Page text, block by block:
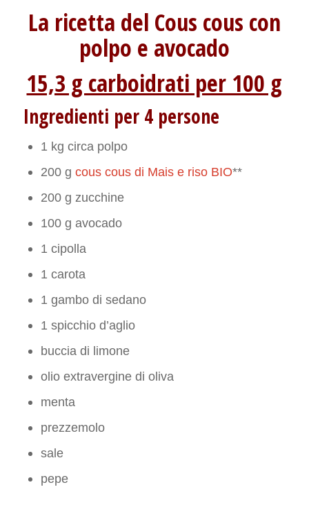
La ricetta del Cous cous con
polpo e avocado
15,3 g carboidrati per 100 g
Ingredienti per 4 persone
1 kg circa polpo
200 g cous cous di Mais e riso BIO**
200 g zucchine
100 g avocado
1 cipolla
1 carota
1 gambo di sedano
1 spicchio d’aglio
buccia di limone
olio extravergine di oliva
menta
prezzemolo
sale
pepe